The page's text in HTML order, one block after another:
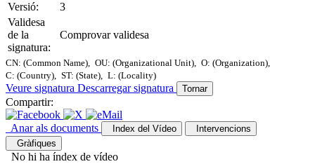
Versió:
3
Validesa
de la
signatura:
Comprovar validesa
CN: (Common Name), OU: (Organizational Unit), O: (Organization),
C: (Country), ST: (State), L: (Locality)
Veure signatura Descarregar signatura Tornar
Compartir:
Anar als documents Index del Vídeo
Intervencions
Gràfiques
No hi ha índex de vídeo